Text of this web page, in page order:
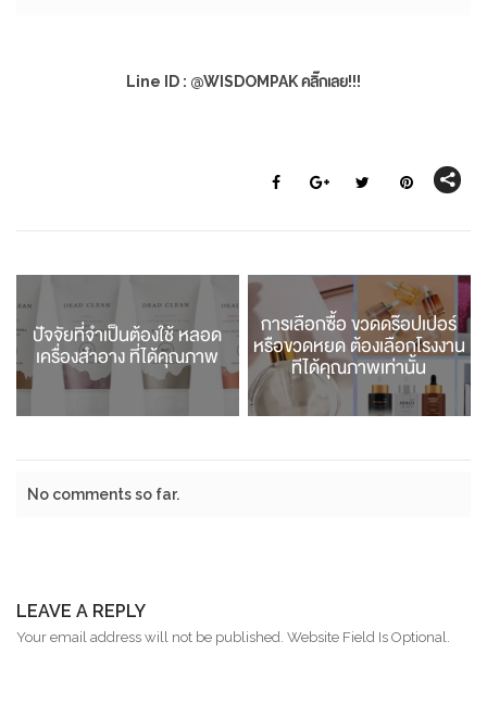
Line ID : @WISDOMPAK คลิ๊กเลย!!!
การเลือกซื้อ ขวดดร๊อปเปอร์
หรือขวดหยด ต้องเลือกโรงงาน
ทีได้คุณภาพเท่านั้น
ปัจจัยที่จำเป็นต้องใช้ หลอด
เครื่องสำอาง ที่ได้คุณภาพ
No comments so far.
LEAVE A REPLY
Your email address will not be published. Website Field Is Optional.